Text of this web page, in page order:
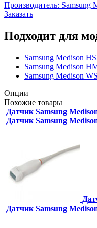
Производитель: Samsung
Заказать
Подходит для
Samsung Medison
Samsung Medison
Samsung Medison
Опции
Похожие товары
Датчик Samsung
Датчик Samsung
Датчик Samsung